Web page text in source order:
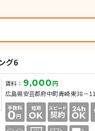
グ6
賃料： 9,000円
広島県安芸郡府中町青崎東38－11